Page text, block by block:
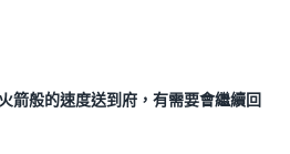
箭般的速度送到府，有需要會繼續回